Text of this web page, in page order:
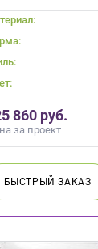
860 руб.
за проект
БЫСТРЫЙЗАКАЗ